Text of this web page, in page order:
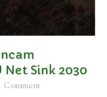
Net Sink 2030
Comment